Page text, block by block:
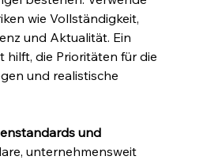
wie Vollständigkeit,
und Aktualität. Ein
hilft, die Prioritäten für die
und realistische
und
unternehmensweit